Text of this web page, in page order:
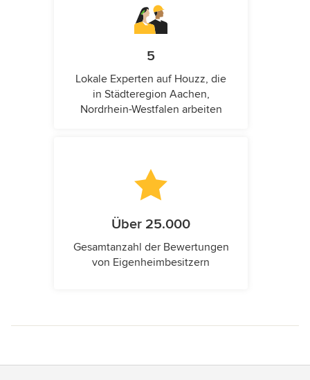
5
Lokale Experten auf Houzz, die
in Städteregion Aachen,
Nordrhein-Westfalen arbeiten
Über 25.000
Gesamtanzahl der Bewertungen
von Eigenheimbesitzern